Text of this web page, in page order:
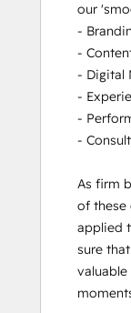
our
-
-
- Digital
-
-
-
As firm
of these
applied
sure